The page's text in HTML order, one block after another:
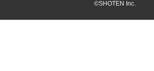
©SHOTEN Inc.